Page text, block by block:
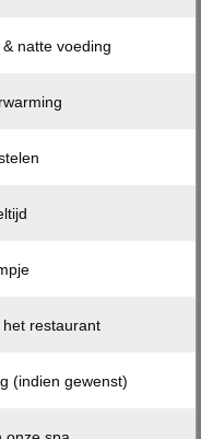
natte voeding
restaurant
(indien gewenst)